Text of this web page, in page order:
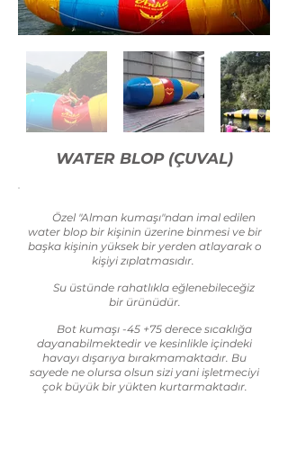
WATER BLOP (ÇUVAL)
Özel "Alman kumaşı"ndan imal edilen
water blop bir kişinin üzerine binmesi ve bir
başka kişinin yüksek bir yerden atlayarak o
kişiyi zıplatmasıdır.
Su üstünde rahatlıkla eğlenebileceğiz
bir ürünüdür.
Bot kumaşı -45 +75 derece sıcaklığa
dayanabilmektedir ve kesinlikle içindeki
havayı dışarıya bırakmamaktadır. Bu
sayede ne olursa olsun sizi yani işletmeciyi
çok büyük bir yükten kurtarmaktadır.